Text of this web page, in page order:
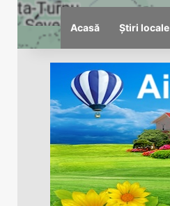
Acasă Știri locale